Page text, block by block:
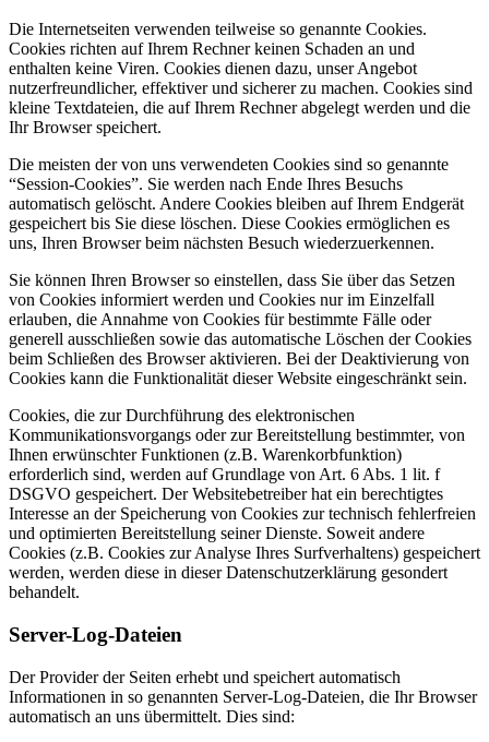
Die Internetseiten verwenden teilweise so genannte Cookies.
Cookies richten auf Ihrem Rechner keinen Schaden an und
enthalten keine Viren. Cookies dienen dazu, unser Angebot
nutzerfreundlicher, effektiver und sicherer zu machen. Cookies sind
kleine Textdateien, die auf Ihrem Rechner abgelegt werden und die
Ihr Browser speichert.
Die meisten der von uns verwendeten Cookies sind so genannte
“Session-Cookies”. Sie werden nach Ende Ihres Besuchs
automatisch gelöscht. Andere Cookies bleiben auf Ihrem Endgerät
gespeichert bis Sie diese löschen. Diese Cookies ermöglichen es
uns, Ihren Browser beim nächsten Besuch wiederzuerkennen.
Sie können Ihren Browser so einstellen, dass Sie über das Setzen
von Cookies informiert werden und Cookies nur im Einzelfall
erlauben, die Annahme von Cookies für bestimmte Fälle oder
generell ausschließen sowie das automatische Löschen der Cookies
beim Schließen des Browser aktivieren. Bei der Deaktivierung von
Cookies kann die Funktionalität dieser Website eingeschränkt sein.
Cookies, die zur Durchführung des elektronischen
Kommunikationsvorgangs oder zur Bereitstellung bestimmter, von
Ihnen erwünschter Funktionen (z.B. Warenkorbfunktion)
erforderlich sind, werden auf Grundlage von Art. 6 Abs. 1 lit. f
DSGVO gespeichert. Der Websitebetreiber hat ein berechtigtes
Interesse an der Speicherung von Cookies zur technisch fehlerfreien
und optimierten Bereitstellung seiner Dienste. Soweit andere
Cookies (z.B. Cookies zur Analyse Ihres Surfverhaltens) gespeichert
werden, werden diese in dieser Datenschutzerklärung gesondert
behandelt.
Server-Log-Dateien
Der Provider der Seiten erhebt und speichert automatisch
Informationen in so genannten Server-Log-Dateien, die Ihr Browser
automatisch an uns übermittelt. Dies sind: